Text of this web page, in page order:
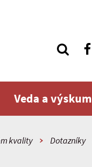
Veda a výskum
kvality Dotazníky